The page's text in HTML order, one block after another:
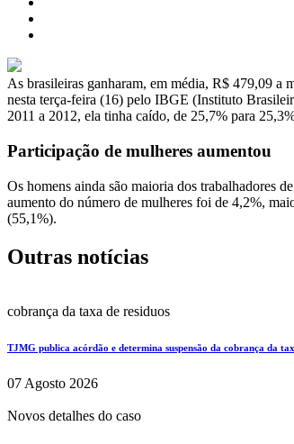
As brasileiras ganharam, em média, R$ 479,09 a
nesta terça-feira (16) pelo IBGE (Instituto
2011 a 2012, ela tinha caído, de 25,7% para
Participação de mulheres aumentou
Os homens ainda são maioria dos trabalhadores
aumento do número de mulheres foi de 4,2%,
(55,1%).
Outras notícias
cobrança da taxa de residuos
TJMG publica acórdão e determina suspensão da cobrança da
07 Agosto 2026
Novos detalhes do caso